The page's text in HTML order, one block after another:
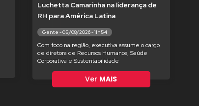
Luchetta Camarinha na liderança de
RH para América Latina
Gente - 05/08/2026 - 11h54
Com foco na região, executiva assume o cargo
de diretora de Recursos Humanos, Saúde
Corporativa e Sustentabilidade
Ver MAIS